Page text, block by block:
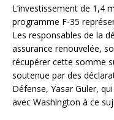
L’investissement de 1,4
programme F-35
Les responsables de la
assurance renouvelée,
récupérer cette somme
soutenue par des
Défense, Yasar Guler,
avec Washington à ce